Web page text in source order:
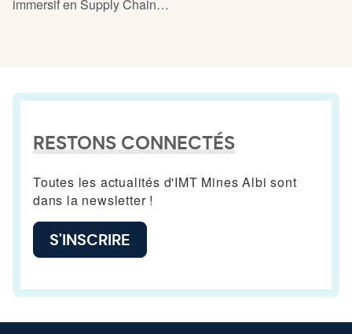
immersif en Supply Chain…
RESTONS CONNECTÉS
Toutes les actualités d'IMT Mines Albi sont
dans la newsletter !
S'INSCRIRE